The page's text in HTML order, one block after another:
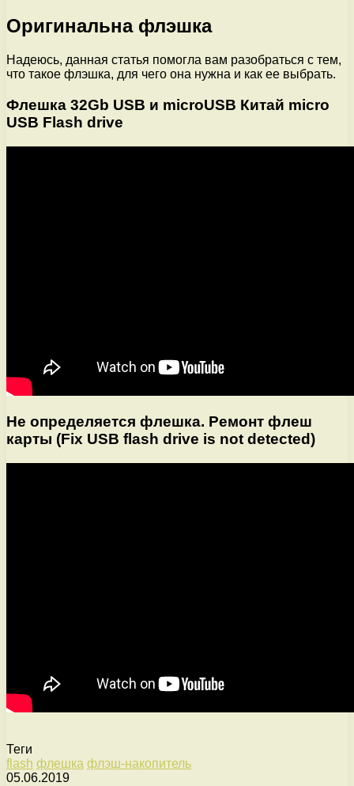
Оригинальна флэшка
Надеюсь, данная статья помогла вам разобраться с тем,
что такое флэшка, для чего она нужна и как ее выбрать.
Флешка 32Gb USB и microUSB Китай micro
USB Flash drive
Не определяется флешка. Ремонт флеш
карты (Fix USB flash drive is not detected)
Теги
flash флешка флэш-накопитель
05.06.2019